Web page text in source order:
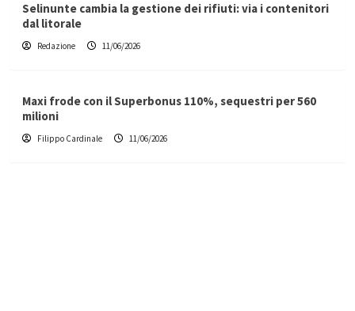
Selinunte cambia la gestione dei rifiuti: via i contenitori
dal litorale
Redazione 11/06/2026
Maxi frode con il Superbonus 110%, sequestri per 560
milioni
Filippo Cardinale 11/06/2026